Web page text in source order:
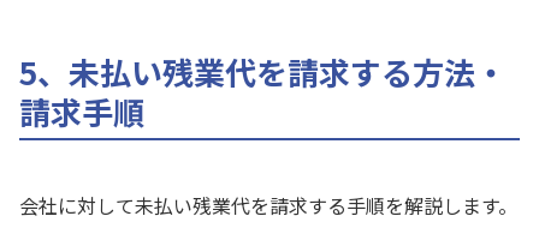
5、未払い残業代を請求する方法・
請求手順
会社に対して未払い残業代を請求する手順を解説します。